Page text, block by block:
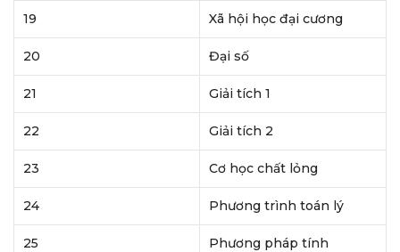
19 Xã hội học đại cương
20 Đại số
21 Giải tích 1
22 Giải tích 2
23 Cơ học chất lỏng
24 Phương trình toán lý
25 Phương pháp tính